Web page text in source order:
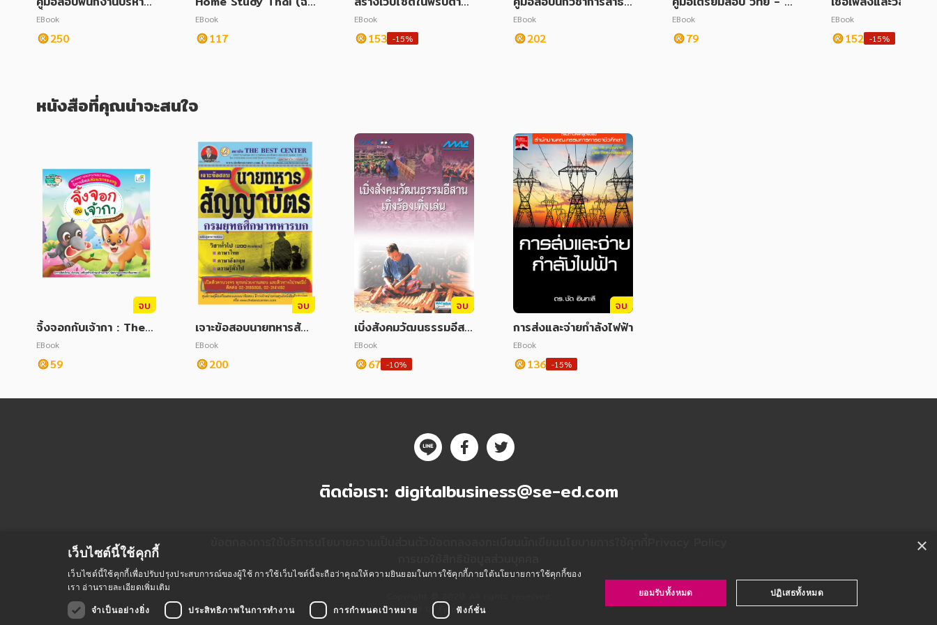
ทั่วไปปฏิบัติงาน สนง.คณ
ะกรรมการป้องกันและปรา
บปรามการทุจริตแห่งชาติ
EBook
250
บปรับปรุง)
EBook
117
วย Joomla ฉบับสมบูรณ์
EBook
153 -15%
รณสุขปฏิบัติการ กรมสุข
ภาพจิต
EBook
202
ณิต ป.2 ปรับปรุงใหม่ 25
68
EBook
79
EBook
152 -15%
หนังสือที่คุณน่าจะสนใจ
จบ
จิ้งจอกกับเจ้ากา : The F
ox and The Crow
EBook
59
จบ
เจาะข้อสอบนายทหารสัญ
ญาบัตร กรมยุทธศึกษาท
หารบก
EBook
200
จบ
เบิ่งสังคมวัฒนธรรมอีสา
น เทิ่งร้องเทิ่งเล่น
EBook
67 -10%
จบ
การส่งและจ่ายกำลังไฟฟ้า
EBook
136 -15%
ติดต่อเรา: digitalbusiness@se-ed.com
Powered by Fibplat
×
เว็บไซต์นี้ใช้คุกกี้
เว็บไซต์นี้ใช้คุกกี้เพื่อปรับปรุงประสบการณ์ของผู้ใช้ การใช้เว็บไซต์นี้จะถือว่าคุณให้ความยินยอมในการใช้คุกกี้ภายใต้นโยบายการใช้คุกกี้ของ
เรา อ่านรายละเอียดเพิ่มเติม
จำเป็นอย่างยิ่ง
ประสิทธิภาพในการทำงาน การกำหนดเป้าหมาย ฟังก์ชั่น
ยอมรับทั้งหมด ปฏิเสธทั้งหมด